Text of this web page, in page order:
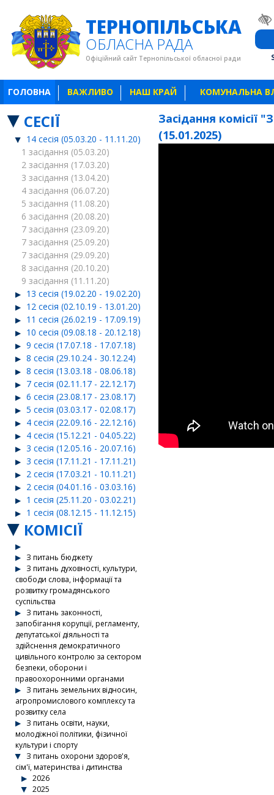
ТЕРНОПІЛЬСЬКА
ОБЛАСНА РАДА
Офіційний сайт Тернопільської обласної ради
ГОЛОВНА ВАЖЛИВО НАШ КРАЙ КОМУНАЛЬНА
СЕСІЇ
14 сесія (05.03.20 - 11.11.20)
1 засідання (05.03.20)
2 засідання (17.03.20)
3 засідання (13.04.20)
4 засідання (06.07.20)
5 засідання (11.08.20)
6 засідання (20.08.20)
7 засідання (23.09.20)
7 засідання (25.09.20)
7 засідання (29.09.20)
8 засідання (20.10.20)
9 засідання (11.11.20)
13 сесія (19.02.20 - 19.02.20)
12 сесія (02.10.19 - 13.01.20)
11 сесія (26.02.19 - 17.09.19)
10 сесія (09.08.18 - 20.12.18)
9 сесія (17.07.18 - 17.07.18)
8 сесія (29.10.24 - 30.12.24)
8 сесія (13.03.18 - 08.06.18)
7 сесія (02.11.17 - 22.12.17)
6 сесія (23.08.17 - 23.08.17)
5 сесія (03.03.17 - 02.08.17)
4 сесія (22.09.16 - 22.12.16)
4 сесія (15.12.21 - 04.05.22)
3 сесія (12.05.16 - 20.07.16)
3 сесія (17.11.21 - 17.11.21)
2 сесія (17.03.21 - 10.11.21)
2 сесія (04.01.16 - 03.03.16)
1 сесія (25.11.20 - 03.02.21)
1 сесія (08.12.15 - 11.12.15)
КОМІСІЇ
З питань бюджету
З питань духовності, культури,
свободи слова, інформації та
розвитку громадянського
суспільства
З питань законності,
запобігання корупції, регламенту,
депутатської діяльності та
здійснення демократичного
цивільного контролю за сектором
безпеки, оборони і
правоохоронними органами
З питань земельних відносин,
агропромислового комплексу та
розвитку села
З питань освіти, науки,
молодіжної політики, фізичної
культури і спорту
З питань охорони здоров'я,
сім'ї, материнства і дитинства
2026
2025
Засідання комісії
(15.01.2025)